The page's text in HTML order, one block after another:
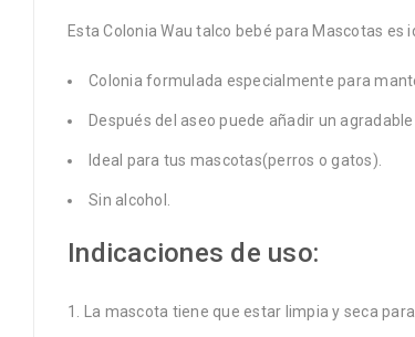
Esta Colonia Wau talco bebé para Mascotas
Colonia formulada especialmente para
Después del aseo puede añadir un
Ideal para tus mascotas(perros o gatos).
Sin alcohol.
Indicaciones de uso:
La mascota tiene que estar limpia y seca